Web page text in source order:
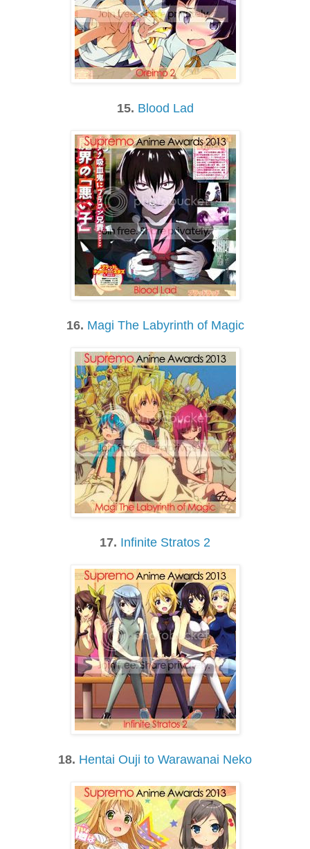
15. Blood Lad
16. Magi The Labyrinth of Magic
17. Infinite Stratos 2
18. Hentai Ouji to Warawanai Neko